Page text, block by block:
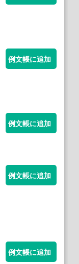
例文帳に追加
例文帳に追加
例文帳に追加
例文帳に追加